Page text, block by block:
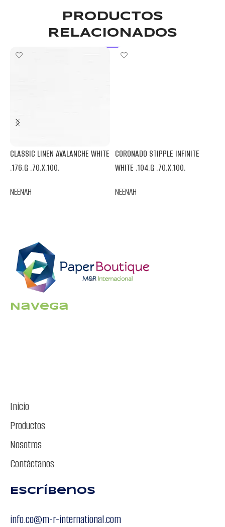
PRODUCTOS
RELACIONADOS
CLASSIC LINEN AVALANCHE WHITE
.176.G .70.X.100.
NEENAH
CORONADO STIPPLE INFINITE
WHITE .104.G .70.X.100.
NEENAH
Navega
Inicio
Productos
Nosotros
Contáctanos
Escríbenos
info.co@m-r-international.com